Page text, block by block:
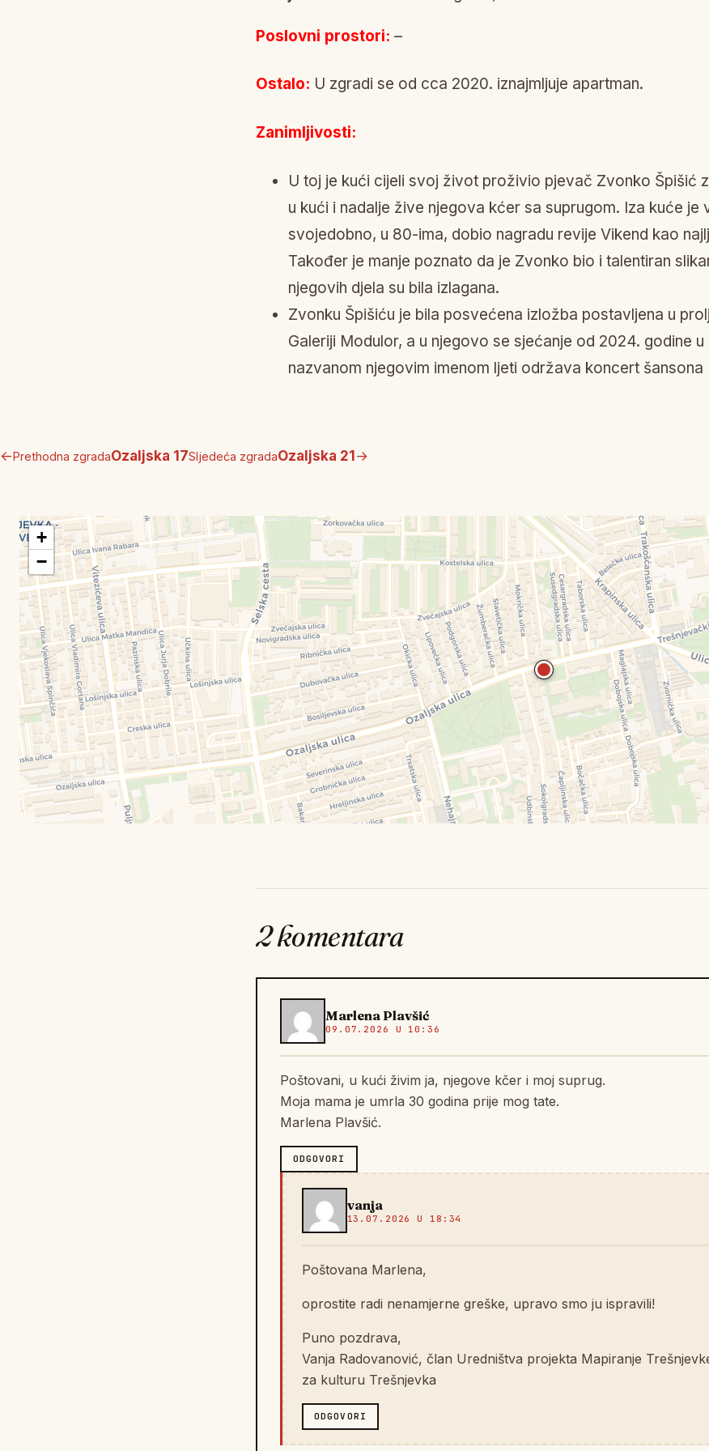
Poslovni prostori: –
Ostalo: U zgradi se od cca 2020. iznajmljuje apartman.
Zanimljivosti:
U toj je kući cijeli svoj život proživio pjevač Zvonko Špišić
u kući i nadalje žive njegova kćer sa suprugom. Iza kuće je
svojedobno, u 80-ima, dobio nagradu revije Vikend kao
Također je manje poznato da je Zvonko bio i talentiran
njegovih djela su bila izlagana.
Zvonku Špišiću je bila posvećena izložba postavljena u
Galeriji Modulor, a u njegovo se sjećanje od 2024. godine
nazvanom njegovim imenom ljeti održava koncert šansona
←Prethodna zgradaOzaljska 17Sljedeća zgradaOzaljska 21 →
+
−
2 komentara
Marlena Plavšić
09.07.2026 U 10:36
Poštovani, u kući živim ja, njegove kčer i moj suprug.
Moja mama je umrla 30 godina prije mog tate.
Marlena Plavšić.
ODGOVORI
vanja
13.07.2026 U 18:34
Poštovana Marlena,
oprostite radi nenamjerne greške, upravo smo ju ispravili!
Puno pozdrava,
Vanja Radovanović, član Uredništva projekta Mapiranje
za kulturu Trešnjevka
ODGOVORI